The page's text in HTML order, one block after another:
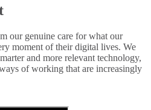
our genuine care for what our
moment of their digital lives. We
and more relevant technology,
of working that are increasingly